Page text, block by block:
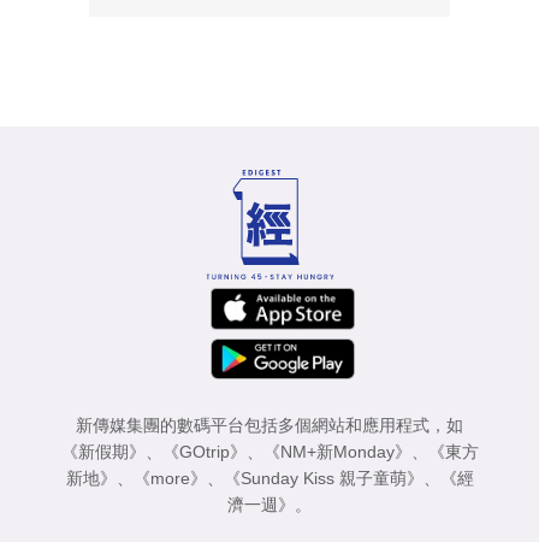
新傳媒集團的數碼平台包括多個網站和應用程式，如
《新假期》
《GOtrip》 《NM+新Monday》
《東方
新地》
《more》 《Sunday Kiss 親子童萌》
《經
濟一週》
。